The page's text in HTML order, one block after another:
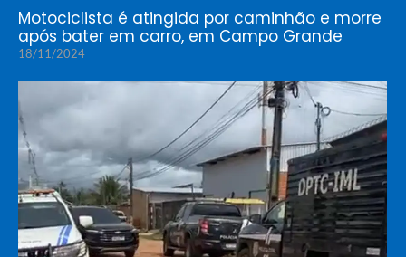
Motociclista é atingida por caminhão e morre
após bater em carro, em Campo Grande
18/11/2024